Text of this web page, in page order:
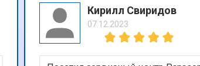
от 50
Кирилл Свиридов
07.12.2023